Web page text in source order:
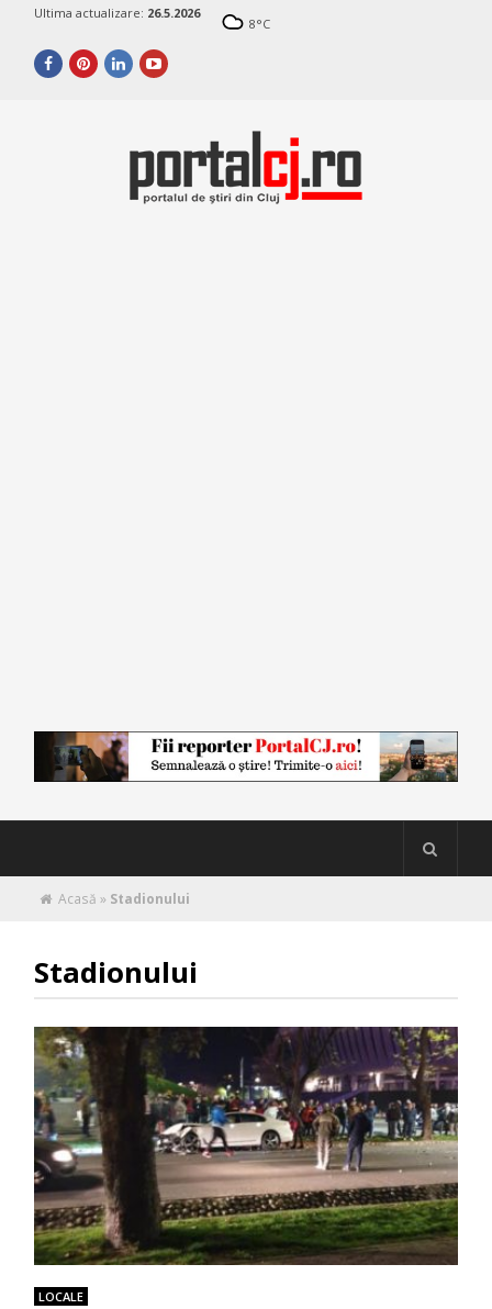
Ultima actualizare: 26.5.2026
8°C
Acasă » Stadionului
Stadionului
LOCALE